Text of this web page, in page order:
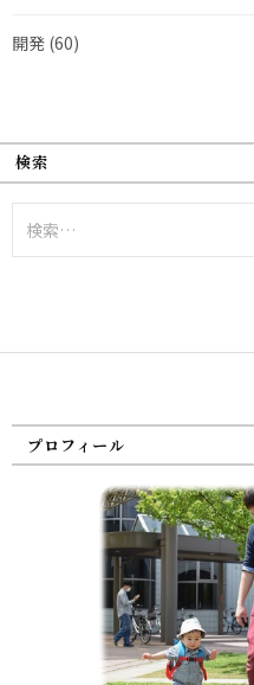
開発 (60)
検索
索:
プロフィール